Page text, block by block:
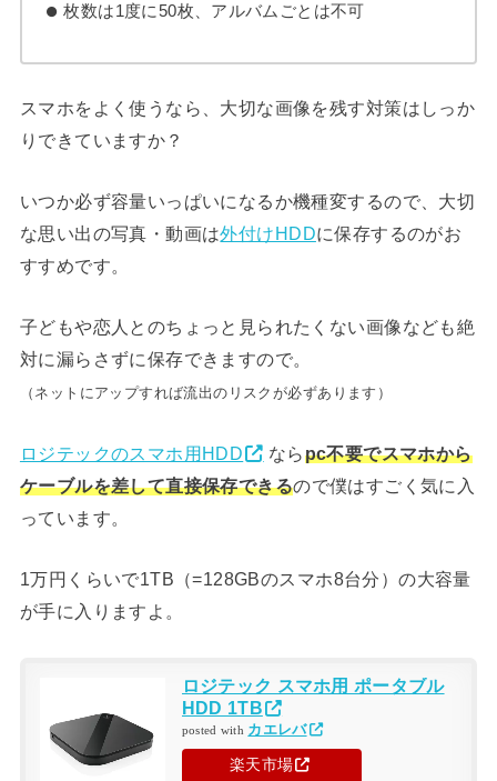
枚数は1度に50枚、アルバムごとは不可
スマホをよく使うなら、大切な画像を残す対策はしっか
りできていますか？
いつか必ず容量いっぱいになるか機種変するので、大切
な思い出の写真・動画は外付けHDDに保存するのがお
すすめです。
子どもや恋人とのちょっと見られたくない画像なども絶
対に漏らさずに保存できますので。
（ネットにアップすれば流出のリスクが必ずあります）
ロジテックのスマホ用HDD ならpc不要でスマホから
ケーブルを差して直接保存できるので僕はすごく気に入
っています。
1万円くらいで1TB（=128GBのスマホ8台分）の大容量
が手に入りますよ。
ロジテック スマホ用 ポータブル
HDD 1TB
posted with カエレバ
楽天市場